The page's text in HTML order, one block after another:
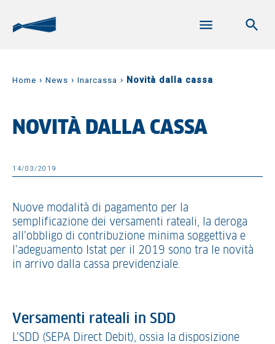
Home › News › Inarcassa › Novità dalla cassa
NOVITÀ DALLA CASSA
14/03/2019
Nuove modalità di pagamento per la
semplificazione dei versamenti rateali, la deroga
all’obbligo di contribuzione minima soggettiva e
l’adeguamento Istat per il 2019 sono tra le novità
in arrivo dalla cassa previdenziale.
Versamenti rateali in SDD
L’SDD (SEPA Direct Debit), ossia la disposizione